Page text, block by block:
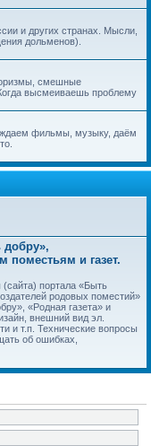
и других странах. Мысли,
дольменов).
смешные
высмеиваешь проблему
фильмы, музыку, даём
добру»,
и газет.
портала «Быть
родовых поместий»
«Родная газета» и
внешний вид эл.
и т.п. Технические вопросы
об ошибках,